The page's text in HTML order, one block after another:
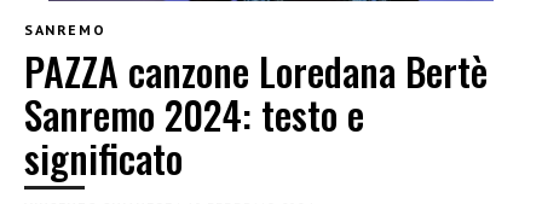
SANREMO
PAZZA canzone Loredana Bertè
Sanremo 2024: testo e
significato